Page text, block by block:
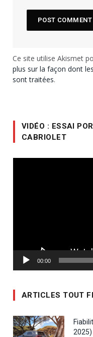
Ce site utilise Akismet
plus sur la façon dont
sont traitées.
VIDÉO : ESSAI
CABRIOLET
00:00
ARTICLES TOUT
2025)